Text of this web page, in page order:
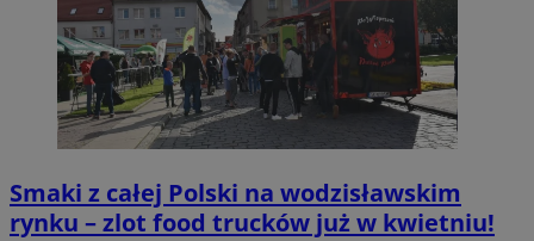
Smaki z całej Polski na wodzisławskim
rynku – zlot food trucków już w kwietniu!